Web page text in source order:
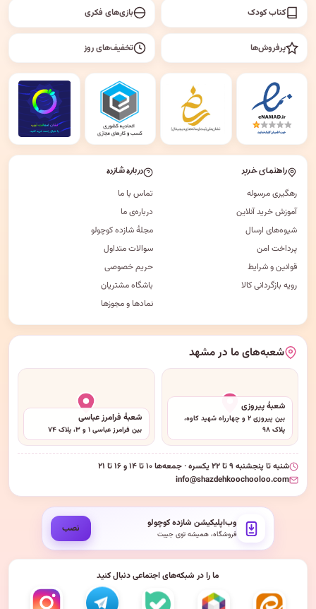
کتاب کودک بازی‌های فکری
پرفروش‌ها تخفیف‌های روز
راهنمای خرید
رهگیری مرسوله
آموزش خرید آنلاین
شیوه‌های ارسال
پرداخت امن
قوانین و شرایط
رویه بازگردانی کالا
درباره شازده
تماس با ما
درباره‌ی ما
مجلهٔ شازده کوچولو
سوالات متداول
حریم خصوصی
باشگاه مشتریان
نمادها و مجوزها
شعبه‌های ما در مشهد
شعبهٔ پیروزی
بین پیروزی ۲ و چهارراه شهید کاوه،
پلاک ۹۸
شعبهٔ فرامرز عباسی
بین فرامرز عباسی ۱ و ۳، پلاک ۷۴
شنبه تا پنجشنبه ۹ تا ۲۲ یکسره · جمعه‌ها ۱۰ تا ۱۴ و ۱۶ تا ۲۱
info@shazdehkoochooloo.com
وب‌اپلیکیشن شازده کوچولو
فروشگاه، همیشه توی جیبت نصب
ما را در شبکه‌های اجتماعی دنبال کنید